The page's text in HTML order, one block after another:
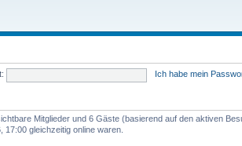
Ich habe mein
Mitglieder und 6 Gäste (basierend auf den aktiven
17:00 gleichzeitig online waren.